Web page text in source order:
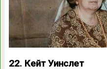
22. Кейт Уинслет